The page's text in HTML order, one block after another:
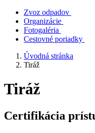
Zvoz odpadov
Organizácie
Fotogaléria
Cestovné poriadky
Úvodná stránka
Tiráž
Tiráž
Certifikácia